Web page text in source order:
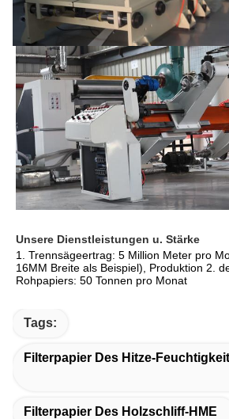
Unsere Dienstleistungen u. Stärke
1. Trennsägeertrag: 5 Million Meter pro
16MM Breite als Beispiel), Produktion 2.
Rohpapiers: 50 Tonnen pro Monat
Tags:
Filterpapier Des Hitze-
Filterpapier Des Holzschliff-HME